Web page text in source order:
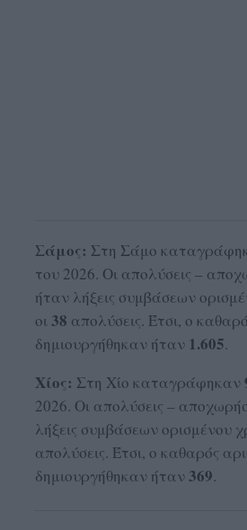
Σάμος: Στη Σάμο
του 2026. Οι απολύσεις –
ήταν λήξεις συμβάσεων
οι 38 απολύσεις. Έτσι, ο
δημιουργήθηκαν ήταν 1.605.
Χίος: Στη Χίο καταγράφηκαν
2026. Οι απολύσεις –
λήξεις συμβάσεων ορισμένου
απολύσεις. Έτσι, ο καθαρός
δημιουργήθηκαν ήταν 369.